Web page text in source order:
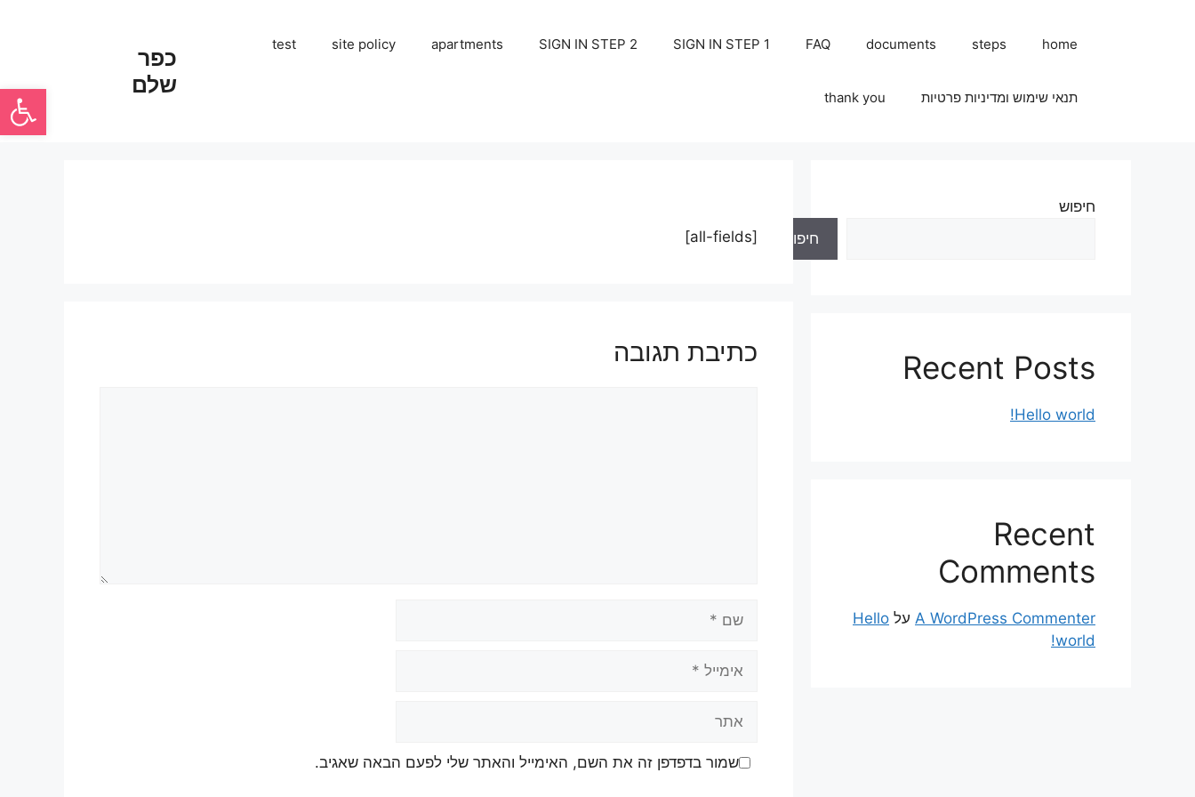
פתח
כפר
שלם
home
steps
documents
FAQ
SIGN IN STEP 1
SIGN IN STEP 2
apartments
site policy
test
תנאי שימוש ומדיניות פרטיות thank you
[all-fields]
כתיבת תגובה
שמור בדפדפן זה את השם, האימייל והאתר שלי לפעם הבאה שאגיב.
חיפוש
חיפוש
Recent Posts
Hello world!
Recent
Comments
A WordPress Commenter על Hello
world!